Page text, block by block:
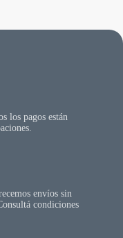
los pagos están
envíos sin
condiciones